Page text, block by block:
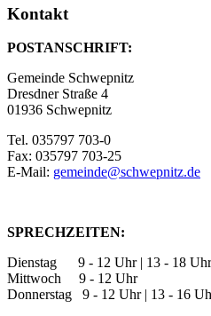
Kontakt
POSTANSCHRIFT:
Gemeinde Schwepnitz
Dresdner Straße 4
01936 Schwepnitz
Tel. 035797 703-0
Fax: 035797 703-25
E-Mail: gemeinde@schwepnitz.de
SPRECHZEITEN:
Dienstag 9 - 12 Uhr | 13 - 18 Uhr
Mittwoch 9 - 12 Uhr
Donnerstag 9 - 12 Uhr | 13 - 16